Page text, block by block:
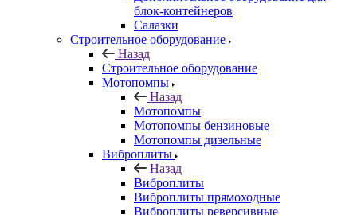
блок-контейнеров
Салазки
Строительное оборудование
Назад
Строительное оборудование
Мотопомпы
Назад
Мотопомпы
Мотопомпы бензиновые
Мотопомпы дизельные
Виброплиты
Назад
Виброплиты
Виброплиты прямоходные
Виброплиты реверсивные